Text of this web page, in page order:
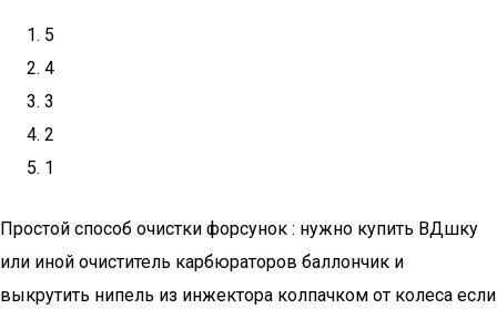
5
4
3
2
1
Простой способ очистки форсунок : нужно купить ВДшку
или иной очиститель карбюраторов баллончик и
выкрутить нипель из инжектора колпачком от колеса если